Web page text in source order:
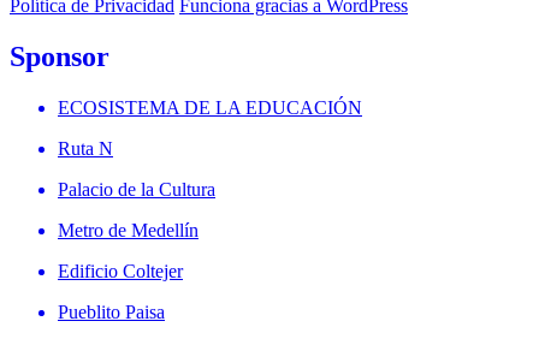
Política de Privacidad Funciona gracias a WordPress
Sponsor
ECOSISTEMA DE LA EDUCACIÓN
Ruta N
Palacio de la Cultura
Metro de Medellín
Edificio Coltejer
Pueblito Paisa